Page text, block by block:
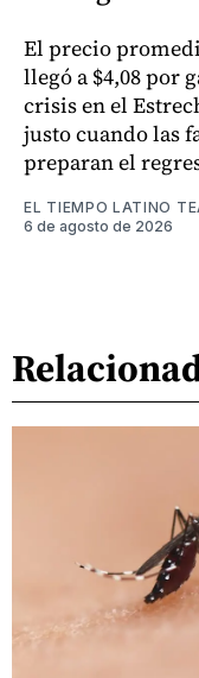
El precio
llegó a $4,08 por
crisis en el
justo cuando las
preparan el
EL TIEMPO LATINO
6 de agosto de 2026